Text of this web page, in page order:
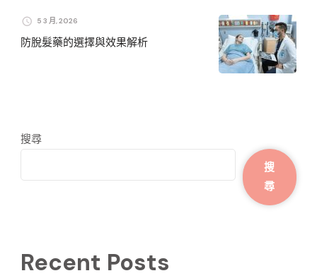
5 3 月, 2026
防脫髮藥的選擇與效果解析
搜尋
搜
尋
Recent Posts